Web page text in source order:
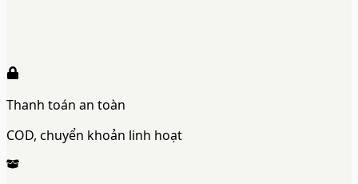
Thanh toán an toàn
COD, chuyển khoản linh hoạt